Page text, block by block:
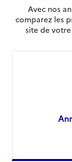
Avec nos
comparez les
site de